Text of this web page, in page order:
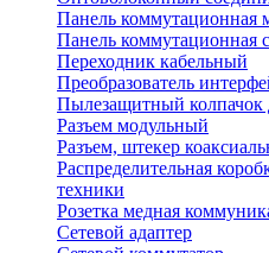
Панель коммутационная
Панель коммутационная
Переходник кабельный
Преобразователь
Пылезащитный колпачок
Разъем модульный
Разъем, штекер
Распределительная
техники
Розетка медная
Сетевой адаптер